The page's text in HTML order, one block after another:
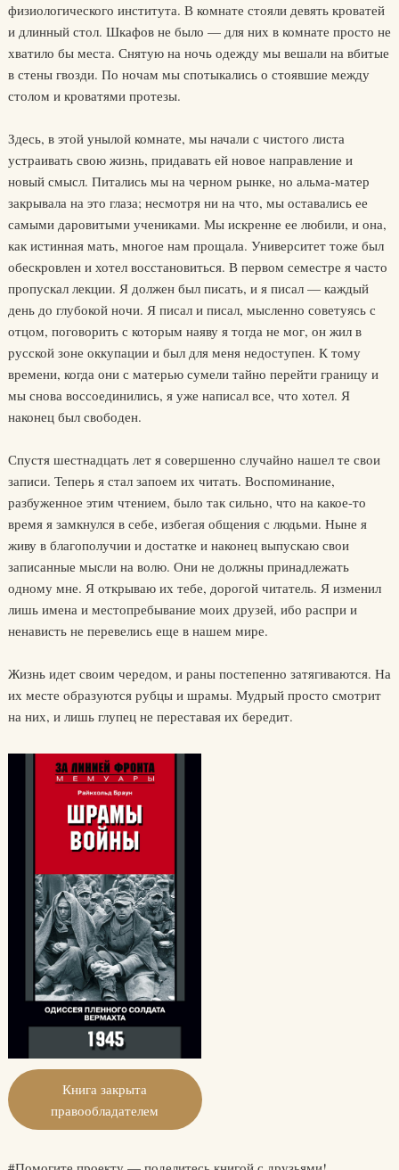
физиологического института. В комнате стояли девять кроватей
и длинный стол. Шкафов не было — для них в комнате просто не
хватило бы места. Снятую на ночь одежду мы вешали на вбитые
в стены гвозди. По ночам мы спотыкались о стоявшие между
столом и кроватями протезы.
Здесь, в этой унылой комнате, мы начали с чистого листа
устраивать свою жизнь, придавать ей новое направление и
новый смысл. Питались мы на черном рынке, но альма-матер
закрывала на это глаза; несмотря ни на что, мы оставались ее
самыми даровитыми учениками. Мы искренне ее любили, и она,
как истинная мать, многое нам прощала. Университет тоже был
обескровлен и хотел восстановиться. В первом семестре я часто
пропускал лекции. Я должен был писать, и я писал — каждый
день до глубокой ночи. Я писал и писал, мысленно советуясь с
отцом, поговорить с которым наяву я тогда не мог, он жил в
русской зоне оккупации и был для меня недоступен. К тому
времени, когда они с матерью сумели тайно перейти границу и
мы снова воссоединились, я уже написал все, что хотел. Я
наконец был свободен.
Спустя шестнадцать лет я совершенно случайно нашел те свои
записи. Теперь я стал запоем их читать. Воспоминание,
разбуженное этим чтением, было так сильно, что на какое-то
время я замкнулся в себе, избегая общения с людьми. Ныне я
живу в благополучии и достатке и наконец выпускаю свои
записанные мысли на волю. Они не должны принадлежать
одному мне. Я открываю их тебе, дорогой читатель. Я изменил
лишь имена и местопребывание моих друзей, ибо распри и
ненависть не перевелись еще в нашем мире.
Жизнь идет своим чередом, и раны постепенно затягиваются. На
их месте образуются рубцы и шрамы. Мудрый просто смотрит
на них, и лишь глупец не переставая их бередит.
Книга закрыта
правообладателем